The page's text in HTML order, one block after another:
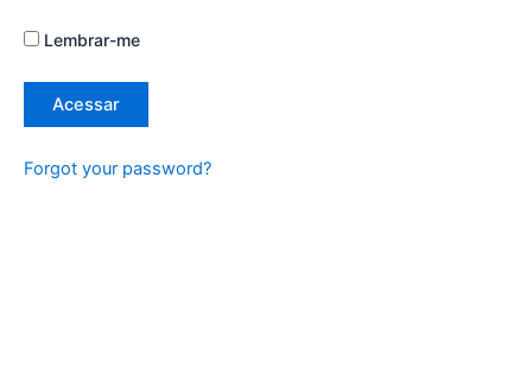
Lembrar-me
Forgot your password?